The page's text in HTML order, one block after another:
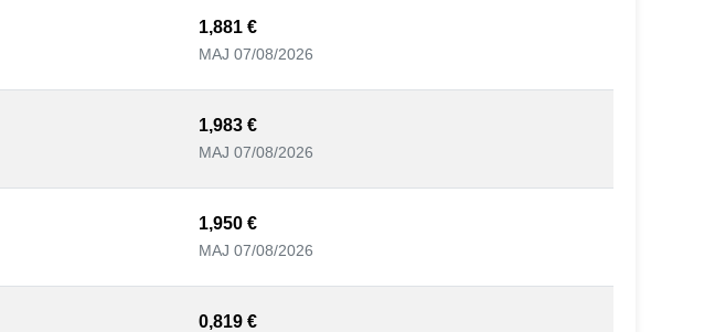
1,881 €
MAJ 07/08/2026
1,983 €
MAJ 07/08/2026
1,950 €
MAJ 07/08/2026
0,819 €